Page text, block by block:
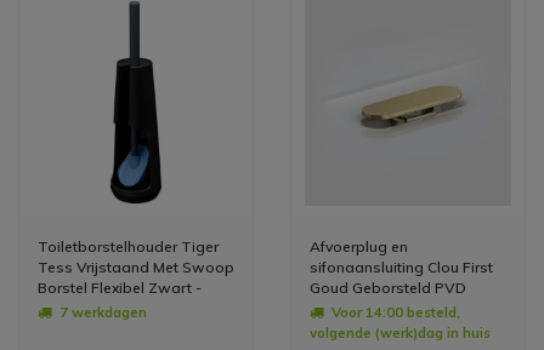
Toiletborstelhouder Tiger
Tess Vrijstaand Met Swoop
Borstel Flexibel Zwart -
Antraciet
7 werkdagen
Afvoerplug en
sifonaansluiting Clou First
Goud Geborsteld PVD
Voor 14:00 besteld,
volgende (werk)dag in huis